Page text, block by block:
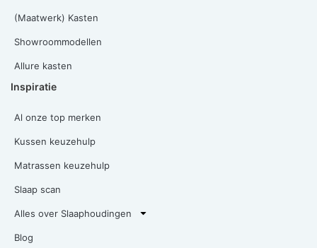
(Maatwerk) Kasten
Showroommodellen
Allure kasten
Inspiratie
Al onze top merken
Kussen keuzehulp
Matrassen keuzehulp
Slaap scan
Alles over Slaaphoudingen
Blog